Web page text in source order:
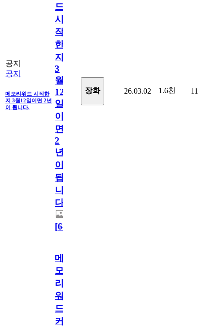
공지
공지
메모리워드 시작한
지 3월12일이면 2년
이 됩니다.
드
시
작
한
지
3
월
12
일
이
면
2
년
이
됩
니
다.
[64
장화 26.03.02 1.6천 11
메
모
리
워
드
커